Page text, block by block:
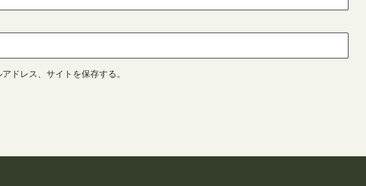
ドレス、サイトを保存する。